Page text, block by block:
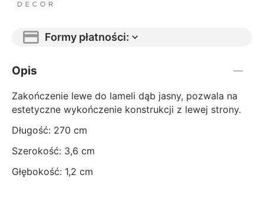
Formy płatności:
Opis
Zakończenie lewe do lameli dąb jasny, pozwala na
estetyczne wykończenie konstrukcji z lewej strony.
Długość: 270 cm
Szerokość: 3,6 cm
Głębokość: 1,2 cm